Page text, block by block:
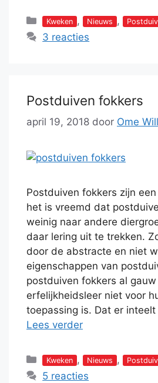
Categorieën
Kweken , Nieuws ,
3 reacties
Postduiven fokkers
april 19, 2018 door Ome
Postduiven fokkers zijn
het is vreemd dat
weinig naar andere
daar lering uit te trekken.
door de abstracte en niet
eigenschappen van
postduiven fokkers al
erfelijkheidsleer niet voor
toepassing is. Dat er
Lees verder
Categorieën
Kweken , Nieuws ,
5 reacties